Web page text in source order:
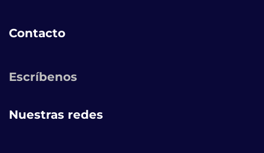
Contacto
Escríbenos
Nuestras redes